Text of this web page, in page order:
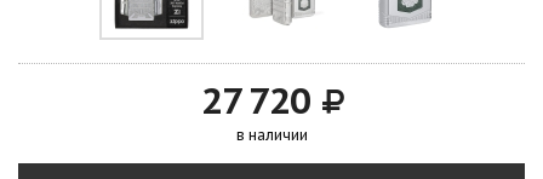
27 720
в наличии